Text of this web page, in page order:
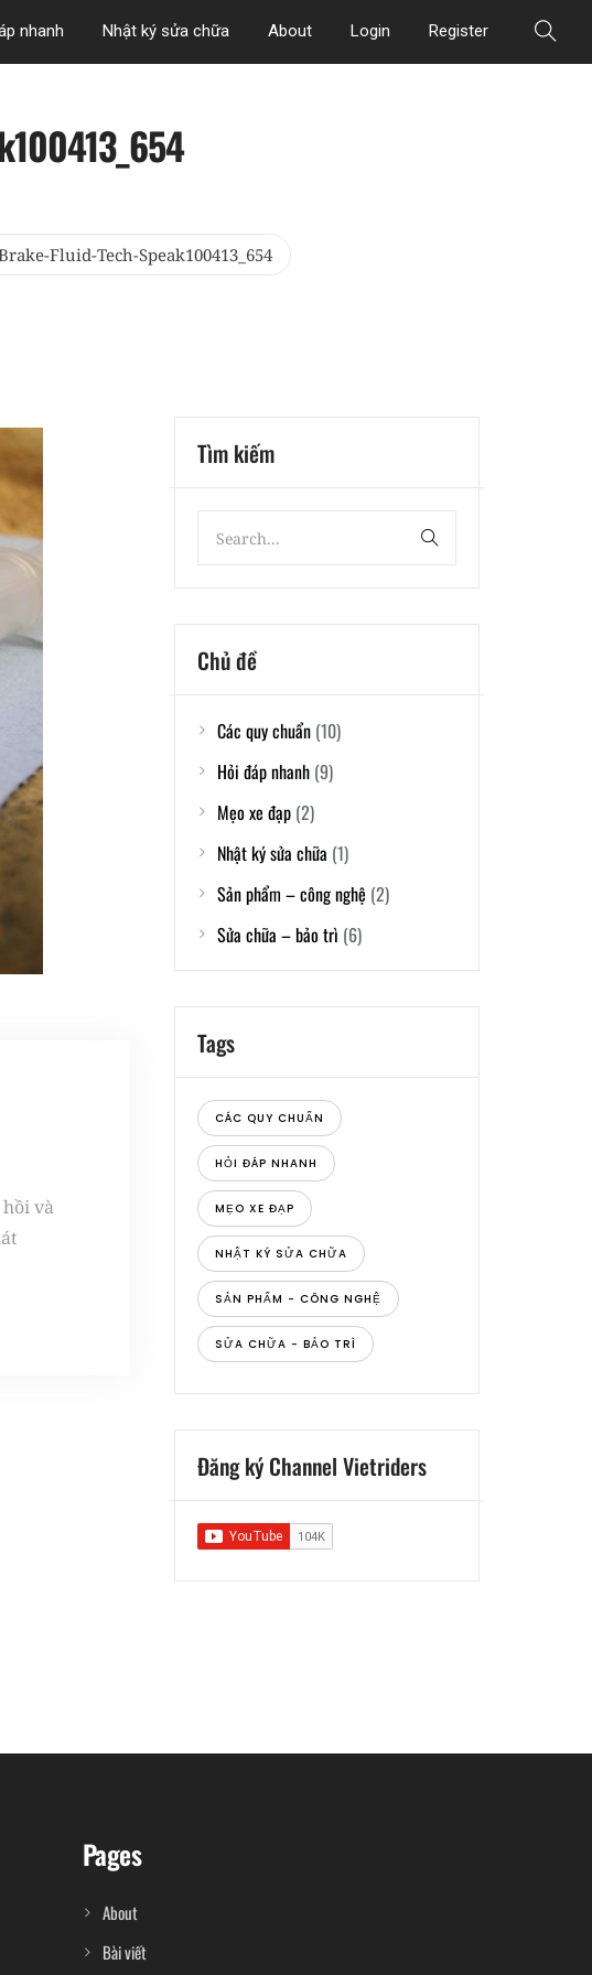
nhanh Nhật ký sửa chữa About Login Register
Fluid-Tech-Speak100413_654
và
Tìm kiếm
Chủ đề
Các quy chuẩn(10)
Hỏi đáp nhanh(9)
Mẹo xe đạp(2)
Nhật ký sửa chữa (1)
Sản phẩm – công nghệ (2)
Sửa chữa – bảo trì (6)
Tags
CÁC QUY CHUẨN
HỎI ĐÁP NHANH
MẸO XE ĐẠP
NHẬT KÝ SỬA CHỮA
SẢN PHẨM - CÔNG NGHỆ
SỬA CHỮA - BẢO TRÌ
Đăng ký Channel Vietriders
Pages
About
Bài viết